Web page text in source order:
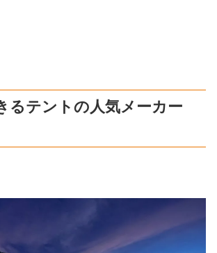
るテントの人気メーカー